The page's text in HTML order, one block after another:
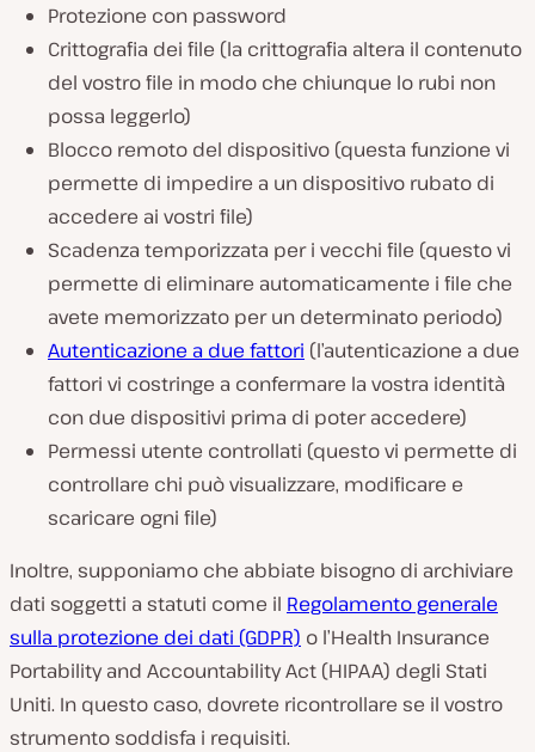
Protezione con password
Crittografia dei file (la crittografia altera il contenuto
del vostro file in modo che chiunque lo rubi non
possa leggerlo)
Blocco remoto del dispositivo (questa funzione vi
permette di impedire a un dispositivo rubato di
accedere ai vostri file)
Scadenza temporizzata per i vecchi file (questo vi
permette di eliminare automaticamente i file che
avete memorizzato per un determinato periodo)
Autenticazione a due fattori (l’autenticazione a due
fattori vi costringe a confermare la vostra identità
con due dispositivi prima di poter accedere)
Permessi utente controllati (questo vi permette di
controllare chi può visualizzare, modificare e
scaricare ogni file)
Inoltre, supponiamo che abbiate bisogno di archiviare
dati soggetti a statuti come il Regolamento generale
sulla protezione dei dati (GDPR) o l’Health Insurance
Portability and Accountability Act (HIPAA) degli Stati
Uniti. In questo caso, dovrete ricontrollare se il vostro
strumento soddisfa i requisiti.